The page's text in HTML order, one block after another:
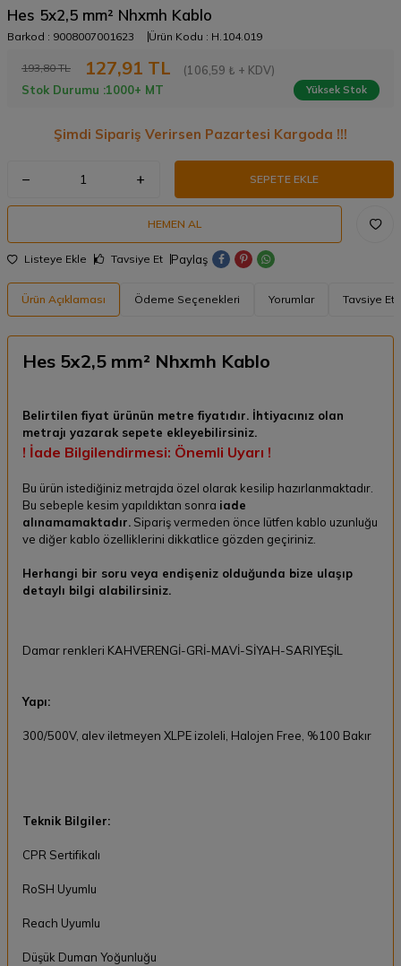
Hes 5x2,5 mm² Nhxmh Kablo
Barkod : 9008007001623 Ürün Kodu : H.104.019
193,80TL 127,91 TL
(106,59 ₺ + KDV)
Stok Durumu :1000+ MT Yüksek Stok
Şimdi Sipariş Verirsen Pazartesi Kargoda !!!
SEPETE EKLE
HEMEN AL
Listeye Ekle Tavsiye Et Paylaş
Ürün Açıklaması Ödeme Seçenekleri Yorumlar Tavsiye Et
Hes 5x2,5 mm² Nhxmh Kablo
Belirtilen fiyat ürünün metre fiyatıdır. İhtiyacınız olan
metrajı yazarak sepete ekleyebilirsiniz.
! İade Bilgilendirmesi: Önemli Uyarı !
Bu ürün istediğiniz metrajda özel olarak kesilip hazırlanmaktadır.
Bu sebeple kesim yapıldıktan sonra iade
alınamamaktadır. Sipariş vermeden önce lütfen kablo uzunluğu
ve diğer kablo özelliklerini dikkatlice gözden geçiriniz.
Herhangi bir soru veya endişeniz olduğunda bize ulaşıp
detaylı bilgi alabilirsiniz.
Damar renkleri KAHVERENGİ-GRİ-MAVİ-SİYAH-SARIYEŞİL
Yapı:
300/500V, alev iletmeyen XLPE izoleli, Halojen Free, %100 Bakır
Teknik Bilgiler:
CPR Sertifikalı
RoSH Uyumlu
Reach Uyumlu
Düşük Duman Yoğunluğu